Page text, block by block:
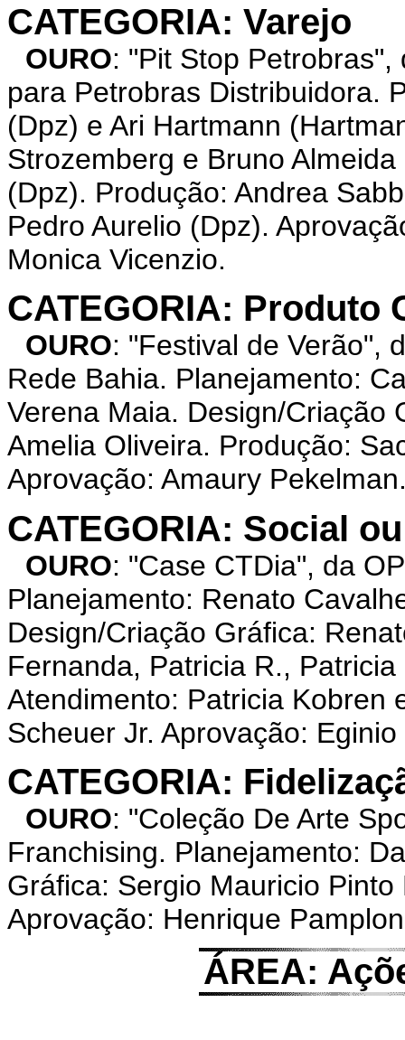
CATEGORIA: Varejo
OURO: "Pit Stop
para Petrobras Distribuidora.
(Dpz) e Ari Hartmann
Strozemberg e Bruno
(Dpz). Produção: Andrea
Pedro Aurelio (Dpz).
Monica Vicenzio.
CATEGORIA: Produto
OURO: "Festival de Verão",
Rede Bahia. Planejamento:
Verena Maia. Design/Criação
Amelia Oliveira. Produção:
Aprovação: Amaury
CATEGORIA: Social
OURO: "Case CTDia", da
Planejamento: Renato
Design/Criação Gráfica:
Fernanda, Patricia R.,
Atendimento: Patricia Kobren
Scheuer Jr. Aprovação:
CATEGORIA:
OURO: "Coleção De Arte
Franchising. Planejamento:
Gráfica: Sergio Mauricio
Aprovação: Henrique
ÁREA: